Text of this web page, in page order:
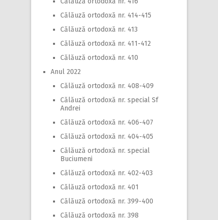
Călăuză ortodoxă nr. 414-415
Călăuză ortodoxă nr. 413
Călăuză ortodoxă nr. 411-412
Călăuză ortodoxă nr. 410
Anul 2022
Călăuză ortodoxă nr. 408-409
Călăuză ortodoxă nr. special Sf
Andrei
Călăuză ortodoxă nr. 406-407
Călăuză ortodoxă nr. 404-405
Călăuză ortodoxă nr. special
Buciumeni
Călăuză ortodoxă nr. 402-403
Călăuză ortodoxă nr. 401
Călăuză ortodoxă nr. 399-400
Călăuză ortodoxă nr. 398